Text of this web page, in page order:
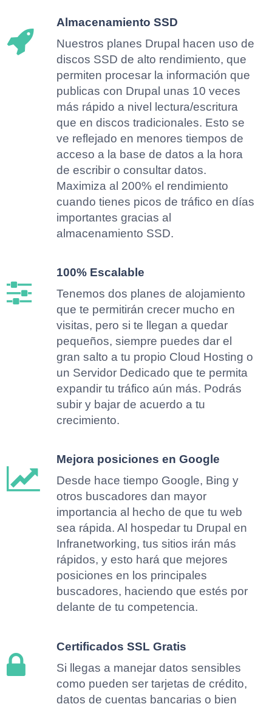
Almacenamiento SSD
Nuestros planes Drupal hacen uso de
discos SSD de alto rendimiento, que
permiten procesar la información que
publicas con Drupal unas 10 veces
más rápido a nivel lectura/escritura
que en discos tradicionales. Esto se
ve reflejado en menores tiempos de
acceso a la base de datos a la hora
de escribir o consultar datos.
Maximiza al 200% el rendimiento
cuando tienes picos de tráfico en días
importantes gracias al
almacenamiento SSD.
100% Escalable
Tenemos dos planes de alojamiento
que te permitirán crecer mucho en
visitas, pero si te llegan a quedar
pequeños, siempre puedes dar el
gran salto a tu propio Cloud Hosting o
un Servidor Dedicado que te permita
expandir tu tráfico aún más. Podrás
subir y bajar de acuerdo a tu
crecimiento.
Mejora posiciones en Google
Desde hace tiempo Google, Bing y
otros buscadores dan mayor
importancia al hecho de que tu web
sea rápida. Al hospedar tu Drupal en
Infranetworking, tus sitios irán más
rápidos, y esto hará que mejores
posiciones en los principales
buscadores, haciendo que estés por
delante de tu competencia.
Certificados SSL Gratis
Si llegas a manejar datos sensibles
como pueden ser tarjetas de crédito,
datos de cuentas bancarias o bien